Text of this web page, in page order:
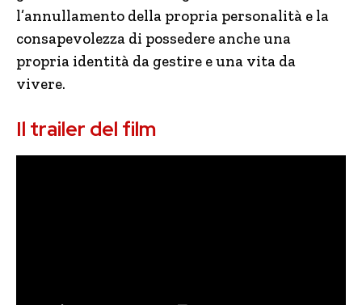
l’annullamento della propria personalità e la
consapevolezza di possedere anche una
propria identità da gestire e una vita da
vivere.
Il trailer del film